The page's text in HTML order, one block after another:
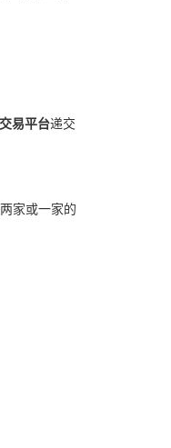
易平台递交
家或一家的